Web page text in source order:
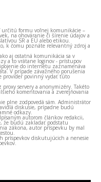
určitú formu voľnej komunikácie –
na ohováranie či šírenie údajov a
SR a EÚ alebo etikou.
k čomu poznáte relevantný zdroj a
aj ostatná komunikácia sa v
a to vrátane loginov - prístupov
do internetu zaznamenáva
V prípade závažného porušenia
provider povinný vydať túto
servery a anonymizéry. Takéto
komentovania a zverejňovania
plne zodpovedá sám. Administrátor
diskusie, prípadne budú
odkazy.
autorom článkov redakcii,
že budú zakladať podstatu
zákona, autor príspevku by mal
príspevkov diskutujúcich a nenesie